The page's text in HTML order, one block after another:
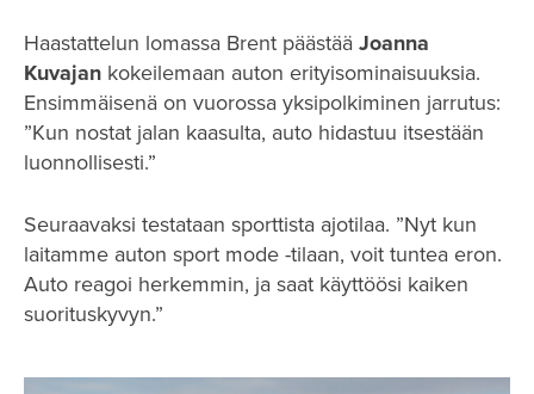
Haastattelun lomassa Brent päästää Joanna
Kuvajan kokeilemaan auton erityisominaisuuksia.
Ensimmäisenä on vuorossa yksipolkiminen jarrutus:
”Kun nostat jalan kaasulta, auto hidastuu itsestään
luonnollisesti.”
Seuraavaksi testataan sporttista ajotilaa. ”Nyt kun
laitamme auton sport mode -tilaan, voit tuntea eron.
Auto reagoi herkemmin, ja saat käyttöösi kaiken
suorituskyvyn.”